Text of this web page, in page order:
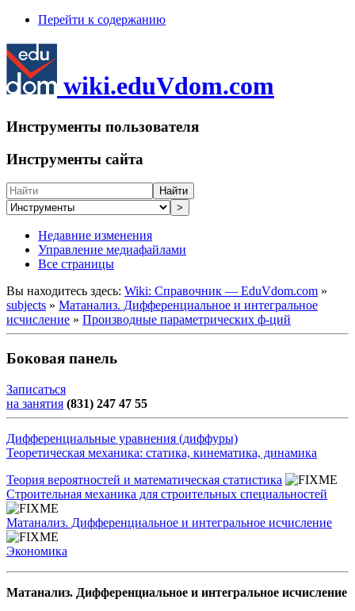
Перейти к содержанию
wiki.eduVdom.com
Инструменты пользователя
Инструменты сайта
Найти
>
Недавние изменения
Управление медиафайлами
Все страницы
Вы находитесь здесь: Wiki: Справочник — EduVdom.com »
subjects » Матанализ. Дифференциальное и интегральное
исчисление » Производные параметрических ф-ций
Боковая панель
Записаться
на занятия (831) 247 47 55
Дифференциальные уравнения (диффуры)
Теоретическая механика: статика, кинематика, динамика
Теория вероятностей и математическая статистика
Строительная механика для строительных специальностей
Матанализ. Дифференциальное и интегральное исчисление
Экономика
Матанализ. Дифференциальное и интегральное исчисление